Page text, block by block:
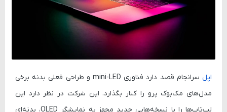
اپل سرانجام قصد دارد فناوری mini-LED و طراحی فعلی بدنه برخی
مدل‌های مک‌بوک پرو را کنار بگذارد. این شرکت در نظر دارد این
لپ‌تاپ‌ها را با نسخه‌هایی جدید مجهز به نمایشگر OLED ، بدنه‌ای